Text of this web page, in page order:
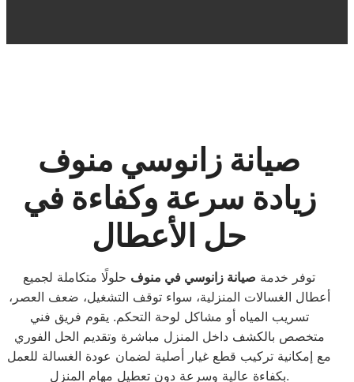
صيانة زانوسي منوف
زيادة سرعة وكفاءة في
حل الأعطال
توفر خدمة صيانة زانوسي في منوف حلولًا متكاملة لجميع
أعطال الغسالات المنزلية، سواء توقف التشغيل، ضعف العصر،
تسريب المياه أو مشاكل لوحة التحكم. يقوم فريق فني
متخصص بالكشف داخل المنزل مباشرة وتقديم الحل الفوري
مع إمكانية تركيب قطع غيار أصلية لضمان عودة الغسالة للعمل
بكفاءة عالية وسرعة دون تعطيل مهام المنزل.